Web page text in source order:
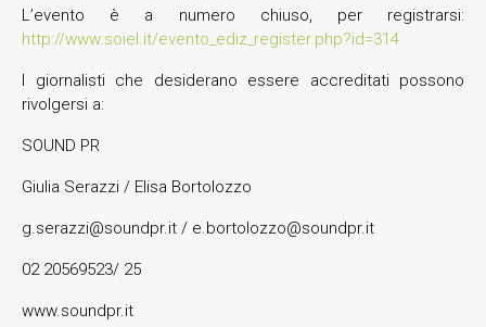
L’evento è a numero chiuso, per registrarsi:
http://www.soiel.it/evento_ediz_register.php?id=314
I giornalisti che desiderano essere accreditati possono
rivolgersi a:
SOUND PR
Giulia Serazzi / Elisa Bortolozzo
g.serazzi@soundpr.it / e.bortolozzo@soundpr.it
02 20569523/ 25
www.soundpr.it